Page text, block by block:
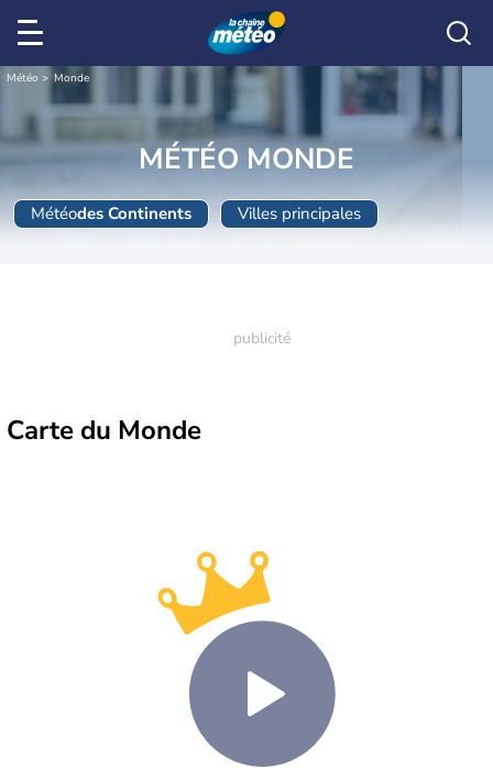
Météo Monde
MÉTÉO MONDE
Météodes Continents Villes principales
Carte du Monde